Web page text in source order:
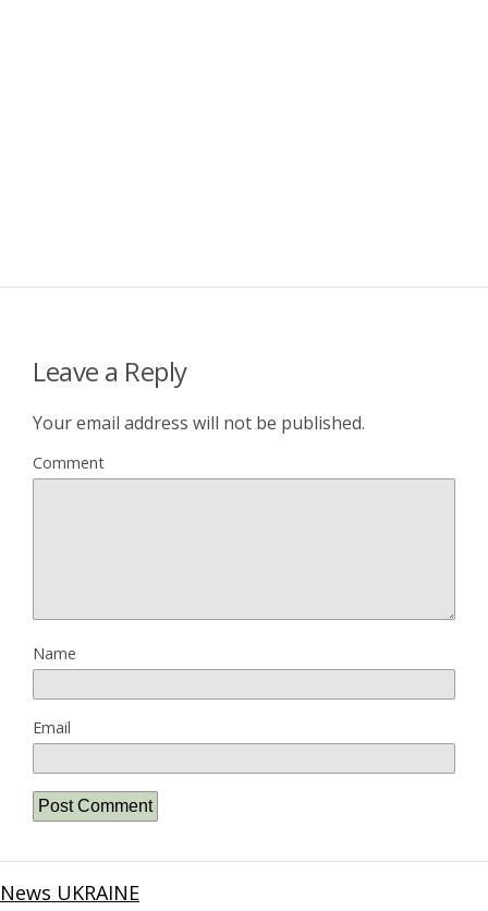
Leave a Reply
Your email address will not be published.
Comment
Name
Email
News UKRAINE